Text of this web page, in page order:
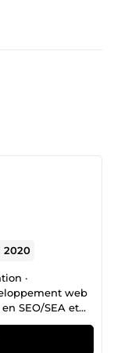
2020
·
web
SEO/SEA et
Zapier). J’aide
solides, trafic